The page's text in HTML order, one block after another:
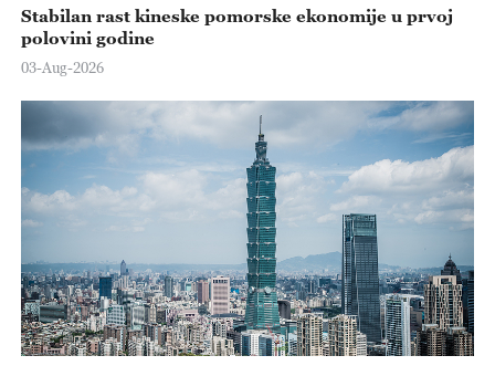
Stabilan rast kineske pomorske ekonomije u prvoj
polovini godine
03-Aug-2026